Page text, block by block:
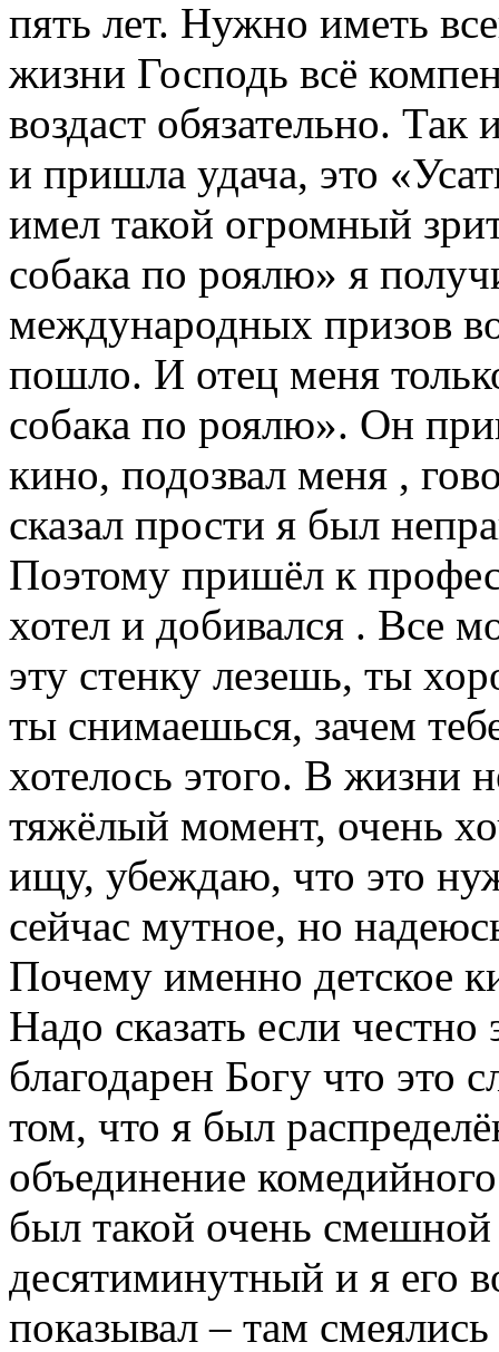
пять лет. Нужно иметь
жизни Господь всё
воздаст обязательно.
и пришла удача, это
имел такой огромный
собака по роялю» я
международных призов
пошло. И отец меня
собака по роялю». Он
кино, подозвал меня ,
сказал прости я был
Поэтому пришёл к
хотел и добивался . Все
эту стенку лезешь, ты
ты снимаешься, зачем
хотелось этого. В жизни
тяжёлый момент, очень
ищу, убеждаю, что это
сейчас мутное, но
Почему именно детское
Надо сказать если
благодарен Богу что это
том, что я был
объединение
был такой очень
десятиминутный и я его
показывал – там